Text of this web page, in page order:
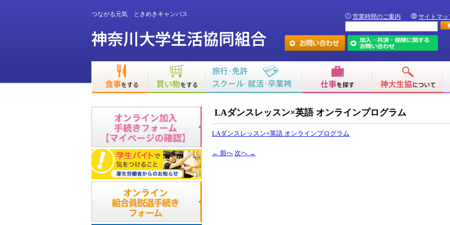
つながる元気 ときめきキャンパス 営業時間のご案内 サイトマッ
LAダンスレッスン×英語 オンラインプログラム
LAダンスレッスン×英語 オンラインプログラム
← 前へ 次へ →